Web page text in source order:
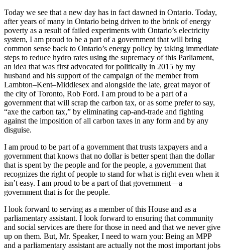
Today we see that a new day has in fact dawned in Ontario. Today,
after years of many in Ontario being driven to the brink of energy
poverty as a result of failed experiments with Ontario’s electricity
system, I am proud to be a part of a government that will bring
common sense back to Ontario’s energy policy by taking immediate
steps to reduce hydro rates using the supremacy of this Parliament,
an idea that was first advocated for politically in 2015 by my
husband and his support of the campaign of the member from
Lambton–Kent–Middlesex and alongside the late, great mayor of
the city of Toronto, Rob Ford. I am proud to be a part of a
government that will scrap the carbon tax, or as some prefer to say,
“axe the carbon tax,” by eliminating cap-and-trade and fighting
against the imposition of all carbon taxes in any form and by any
disguise.
I am proud to be part of a government that trusts taxpayers and a
government that knows that no dollar is better spent than the dollar
that is spent by the people and for the people, a government that
recognizes the right of people to stand for what is right even when it
isn’t easy. I am proud to be a part of that government—a
government that is for the people.
I look forward to serving as a member of this House and as a
parliamentary assistant. I look forward to ensuring that community
and social services are there for those in need and that we never give
up on them. But, Mr. Speaker, I need to warn you: Being an MPP
and a parliamentary assistant are actually not the most important jobs